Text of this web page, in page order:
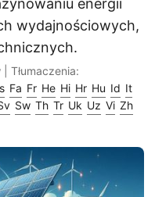
energii
wydajnościowych,
| Tłumaczenia:
Fa Fr He Hi Hr Hu Id It
Sw Th Tr Uk Uz Vi Zh